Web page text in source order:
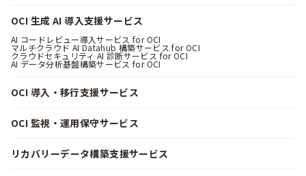
OCI 生成 AI 導入支援サービス
AI コードレビュー導入サービス for OCI
マルチクラウド AI Datahub 構築サービス for OCI
クラウドセキュリティ AI 診断サービス for OCI
AI データ分析基盤構築サービス for OCI
OCI 導入・移行支援サービス
OCI 監視・運用保守サービス
リカバリーデータ構築支援サービス